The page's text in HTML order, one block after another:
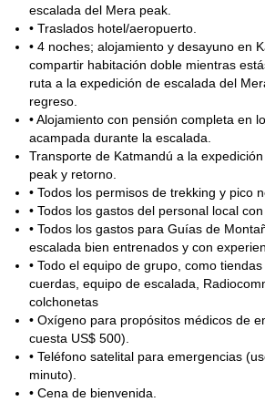
¿Quieres probar algo más desafiante en la
también puedes unirte a mí en una
Manasluen estaexpedición.
escalada del Mera peak.
• Traslados hotel/aeropuerto.
• 4 noches; alojamiento y desayuno en
compartir habitación doble mientras
ruta a la expedición de escalada del
regreso.
• Alojamiento con pensión completa en
acampada durante la escalada.
Transporte de Katmandú a la
peak y retorno.
• Todos los permisos de trekking y pico
• Todos los gastos del personal local con
• Todos los gastos para Guías de
escalada bien entrenados y con
• Todo el equipo de grupo, como
cuerdas, equipo de escalada,
colchonetas
• Oxígeno para propósitos médicos de
cuesta US$ 500).
• Teléfono satelital para emergencias
minuto).
• Cena de bienvenida.